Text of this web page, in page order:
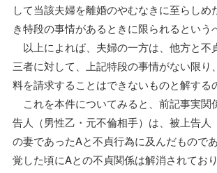
して当該夫婦を離婚のやむなきに至らしめ
き特段の事情があるときに限られるという
以上によれば、夫婦の一方は、他方と不
三者に対して、上記特段の事情がない限り
料を請求することはできないものと解する
これを本件についてみると、前記事実関
告人（男性乙・元不倫相手）は、被上告人
の妻であったAと不貞行為に及んだもので
覚した頃にAとの不貞関係は解消されてお